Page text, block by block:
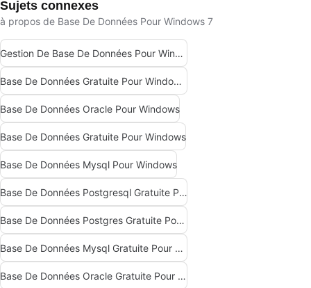
Sujets connexes
à propos de Base De Données Pour Windows 7
Gestion De Base De Données Pour Windows
Base De Données Gratuite Pour Windows 10
Base De Données Oracle Pour Windows
Base De Données Gratuite Pour Windows
Base De Données Mysql Pour Windows
Base De Données Postgresql Gratuite Pour Windows
Base De Données Postgres Gratuite Pour Windows
Base De Données Mysql Gratuite Pour Windows
Base De Données Oracle Gratuite Pour Windows